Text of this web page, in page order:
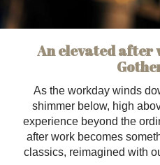
An elevated after
As the workday winds
shimmer below, high
experience beyond the
after work becomes
classics, reimagined with